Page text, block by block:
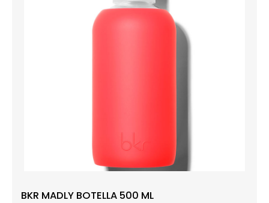
BKR MADLY BOTELLA 500 ML